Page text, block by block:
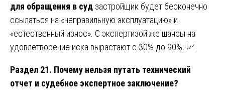
для обращения в суд застройщик будет бесконечно
ссылаться на «неправильную эксплуатацию» и
«естественный износ». С экспертизой же шансы на
удовлетворение иска вырастают с 30% до 90%. 📈
Раздел 21. Почему нельзя путать технический
отчет и судебное экспертное заключение?